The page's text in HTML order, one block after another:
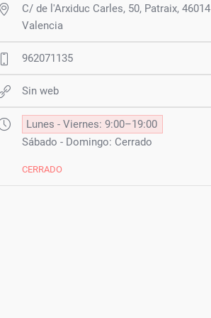
C/ de l'Arxiduc Carles, 50, Patraix, 46014
Valencia
962071135
Sin web
Lunes - Viernes: 9:00–19:00
Sábado - Domingo: Cerrado
CERRADO